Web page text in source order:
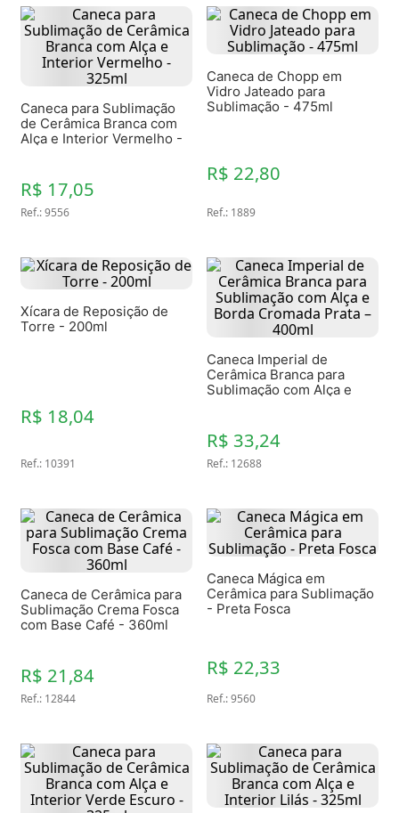
Caneca para Sublimação
de Cerâmica Branca com
Alça e Interior Vermelho -
R$ 17,05
Ref.:9556
Caneca de Chopp em
Vidro Jateado para
Sublimação - 475ml
R$ 22,80
Ref.: 1889
Xícara de Reposição de
Torre - 200ml
R$ 18,04
Ref.: 10391
Caneca Imperial de
Cerâmica Branca para
Sublimação com Alça e
R$ 33,24
Ref.: 12688
Caneca de Cerâmica para
Sublimação Crema Fosca
com Base Café - 360ml
R$ 21,84
Ref.: 12844
Caneca Mágica em
Cerâmica para Sublimação
- Preta Fosca
R$ 22,33
Ref.:9560